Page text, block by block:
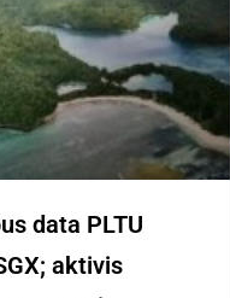
data PLTU
aktivis